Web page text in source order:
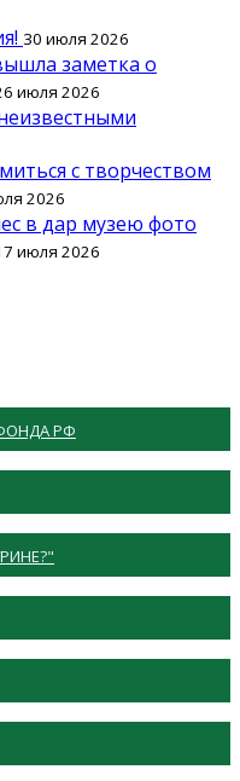
30 июля 2026
заметка о
июля 2026
с творчеством
2026
в дар музею фото
июля 2026
РФ